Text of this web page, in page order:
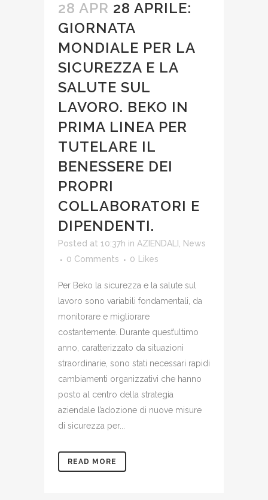
28 APR 28 APRILE:
GIORNATA
MONDIALE PER LA
SICUREZZA E LA
SALUTE SUL
LAVORO. BEKO IN
PRIMA LINEA PER
TUTELARE IL
BENESSERE DEI
PROPRI
COLLABORATORI E
DIPENDENTI.
Posted at 10:37h in AZIENDALI
News
0 Comments
0 Likes
Per Beko la sicurezza e la salute sul
lavoro sono variabili fondamentali, da
monitorare e migliorare
costantemente. Durante quest’ultimo
anno, caratterizzato da situazioni
straordinarie, sono stati necessari rapidi
cambiamenti organizzativi che hanno
posto al centro della strategia
aziendale l’adozione di nuove misure
di sicurezza per...
READ MORE